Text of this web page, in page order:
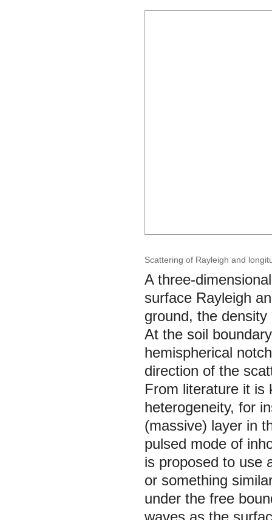
Scattering of Rayleigh and
A three-
surface Rayleigh
ground, the
At the soil
hemispherical
direction of the
From literature it is
heterogeneity, for
(massive) layer in
pulsed mode of
is proposed to use
or something
under the free
waves as the